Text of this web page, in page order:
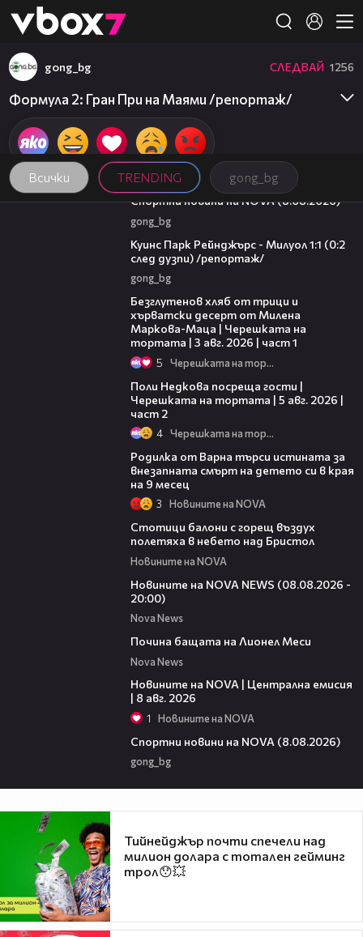
👾
Всички TRENDING gong_bg
gong_bg СЛЕДВАЙ 1256
Формула 2: Гран При на Маями /репортаж/
04:09
Спортни новини на NOVA (8.08.2026)
gong_bg
Куинс Парк Рейнджърс - Милуол 1:1 (0:2
след дузпи) /репортаж/
gong_bg
Безглутенов хляб от трици и
хърватски десерт от Милена
Маркова-Маца | Черешката на
тортата | 3 авг. 2026 | част 1
5 Черешката на тортата
Поли Недкова посреща гости |
Черешката на тортата | 5 авг. 2026 |
част 2
4 Черешката на тортата
Родилка от Варна търси истината за
внезапната смърт на детето си в края
на 9 месец
3 Новините на NOVA
Стотици балони с горещ въздух
полетяха в небето над Бристол
Новините на NOVA
Новините на NOVA NEWS (08.08.2026 -
20:00)
Nova News
Почина бащата на Лионел Меси
Nova News
Новините на NOVA | Централна емисия
| 8 авг. 2026
1 Новините на NOVA
Спортни новини на NOVA (8.08.2026)
gong_bg
Тийнейджър почти спечели над
милион долара с тотален гейминг
трол😯💥